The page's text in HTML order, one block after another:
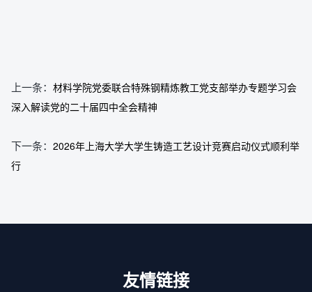
上一条： 材料学院党委联合特殊钢精炼教工党支部举办专题学习会
深入解读党的二十届四中全会精神
下一条： 2026年上海大学大学生铸造工艺设计竞赛启动仪式顺利举
行
友情链接